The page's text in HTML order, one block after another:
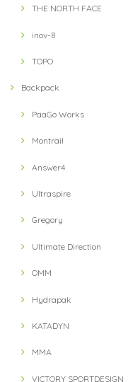
THE NORTH FACE
inov-8
TOPO
Backpack
PaaGo Works
Montrail
Answer4
Ultraspire
Gregory
Ultimate Direction
OMM
Hydrapak
KATADYN
MMA
VICTORY SPORTDESIGN